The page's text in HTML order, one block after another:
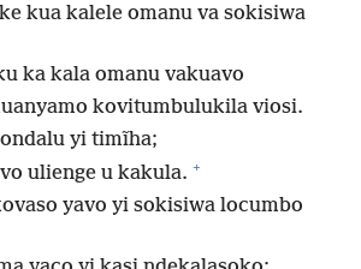
kua kalele omanu va sokisiwa
ka kala omanu vakuavo
kovitumbulukila viosi.
yi timĩha;
ulienge u kakula. +
yavo yi sokisiwa locumbo